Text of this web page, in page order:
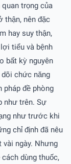
trọng của
thận, nên đặc
hay suy thận,
tiểu và bệnh
bất kỳ nguyên
chức năng
pháp đề phòng
như trên. Sự
như trước khi
chỉ định đã nêu
ngày. Nhưng
dùng thuốc,